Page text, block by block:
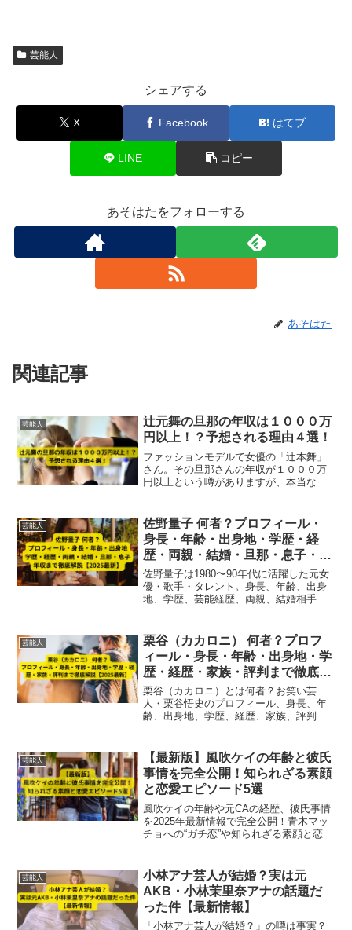
芸能人
シェアする
X Facebook はてブ
LINE コピー
あそはたをフォローする
あそはた
関連記事
芸能人
辻元舞の旦那の年収は１０００万
円以上！？予想される理由４選！
ファッションモデルで女優の「辻本舞」
さん。その旦那さんの年収が１０００万
円以上という噂がありますが、本当なの
由を解説していきます。
芸能人
佐野量子 何者？プロフィール・
身長・年齢・出身地・学歴・経
歴・両親・結婚・旦那・息子・年
収まで徹底解説【2025最新】
佐野量子は1980〜90年代に活躍した元女
優・歌手・タレント。身長、年齢、出身
地、学歴、芸能経歴、両親、結婚相手の
芸能人
栗谷（カカロニ） 何者？プロフ
ィール・身長・年齢・出身地・学
歴・経歴・家族・評判まで徹底解
説【2025最新】
栗谷（カカロニ）とは何者？お笑い芸
人・栗谷悟史のプロフィール、身長、年
齢、出身地、学歴、経歴、家族、評判ま
上昇中の芸人情報を網羅。
芸能人
【最新版】風吹ケイの年齢と彼氏
事情を完全公開！知られざる素顔
と恋愛エピソード5選
風吹ケイの年齢や元CAの経歴、彼氏事情
を2025年最新情報で完全公開！青木マッ
チョへの“ガチ恋”や知られざる素顔と恋愛
芸能人
小林アナ芸人が結婚？実は元
AKB・小林茉里奈アナの話題だ
った件【最新情報】
「小林アナ芸人が結婚？」の噂は事実？